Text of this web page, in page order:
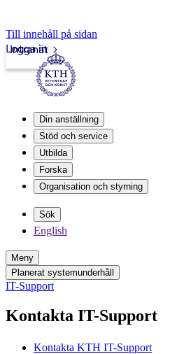
Till innehåll på sidan
Intranät
Logga in
Din anställning
Stöd och service
Utbilda
Forska
Organisation och styrning
Sök
English
Meny
Planerat systemunderhåll
IT-Support
Kontakta IT-Support
Kontakta KTH IT-Support